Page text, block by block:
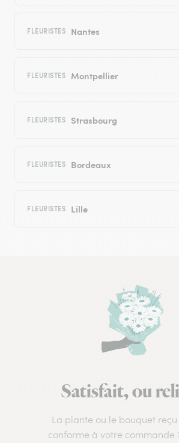
FLEURISTES Nantes
FLEURISTES Montpellier
FLEURISTES Strasbourg
FLEURISTES Bordeaux
FLEURISTES Lille
Satisfait, ou
La plante ou le bouquet reçu
conforme à votre commande